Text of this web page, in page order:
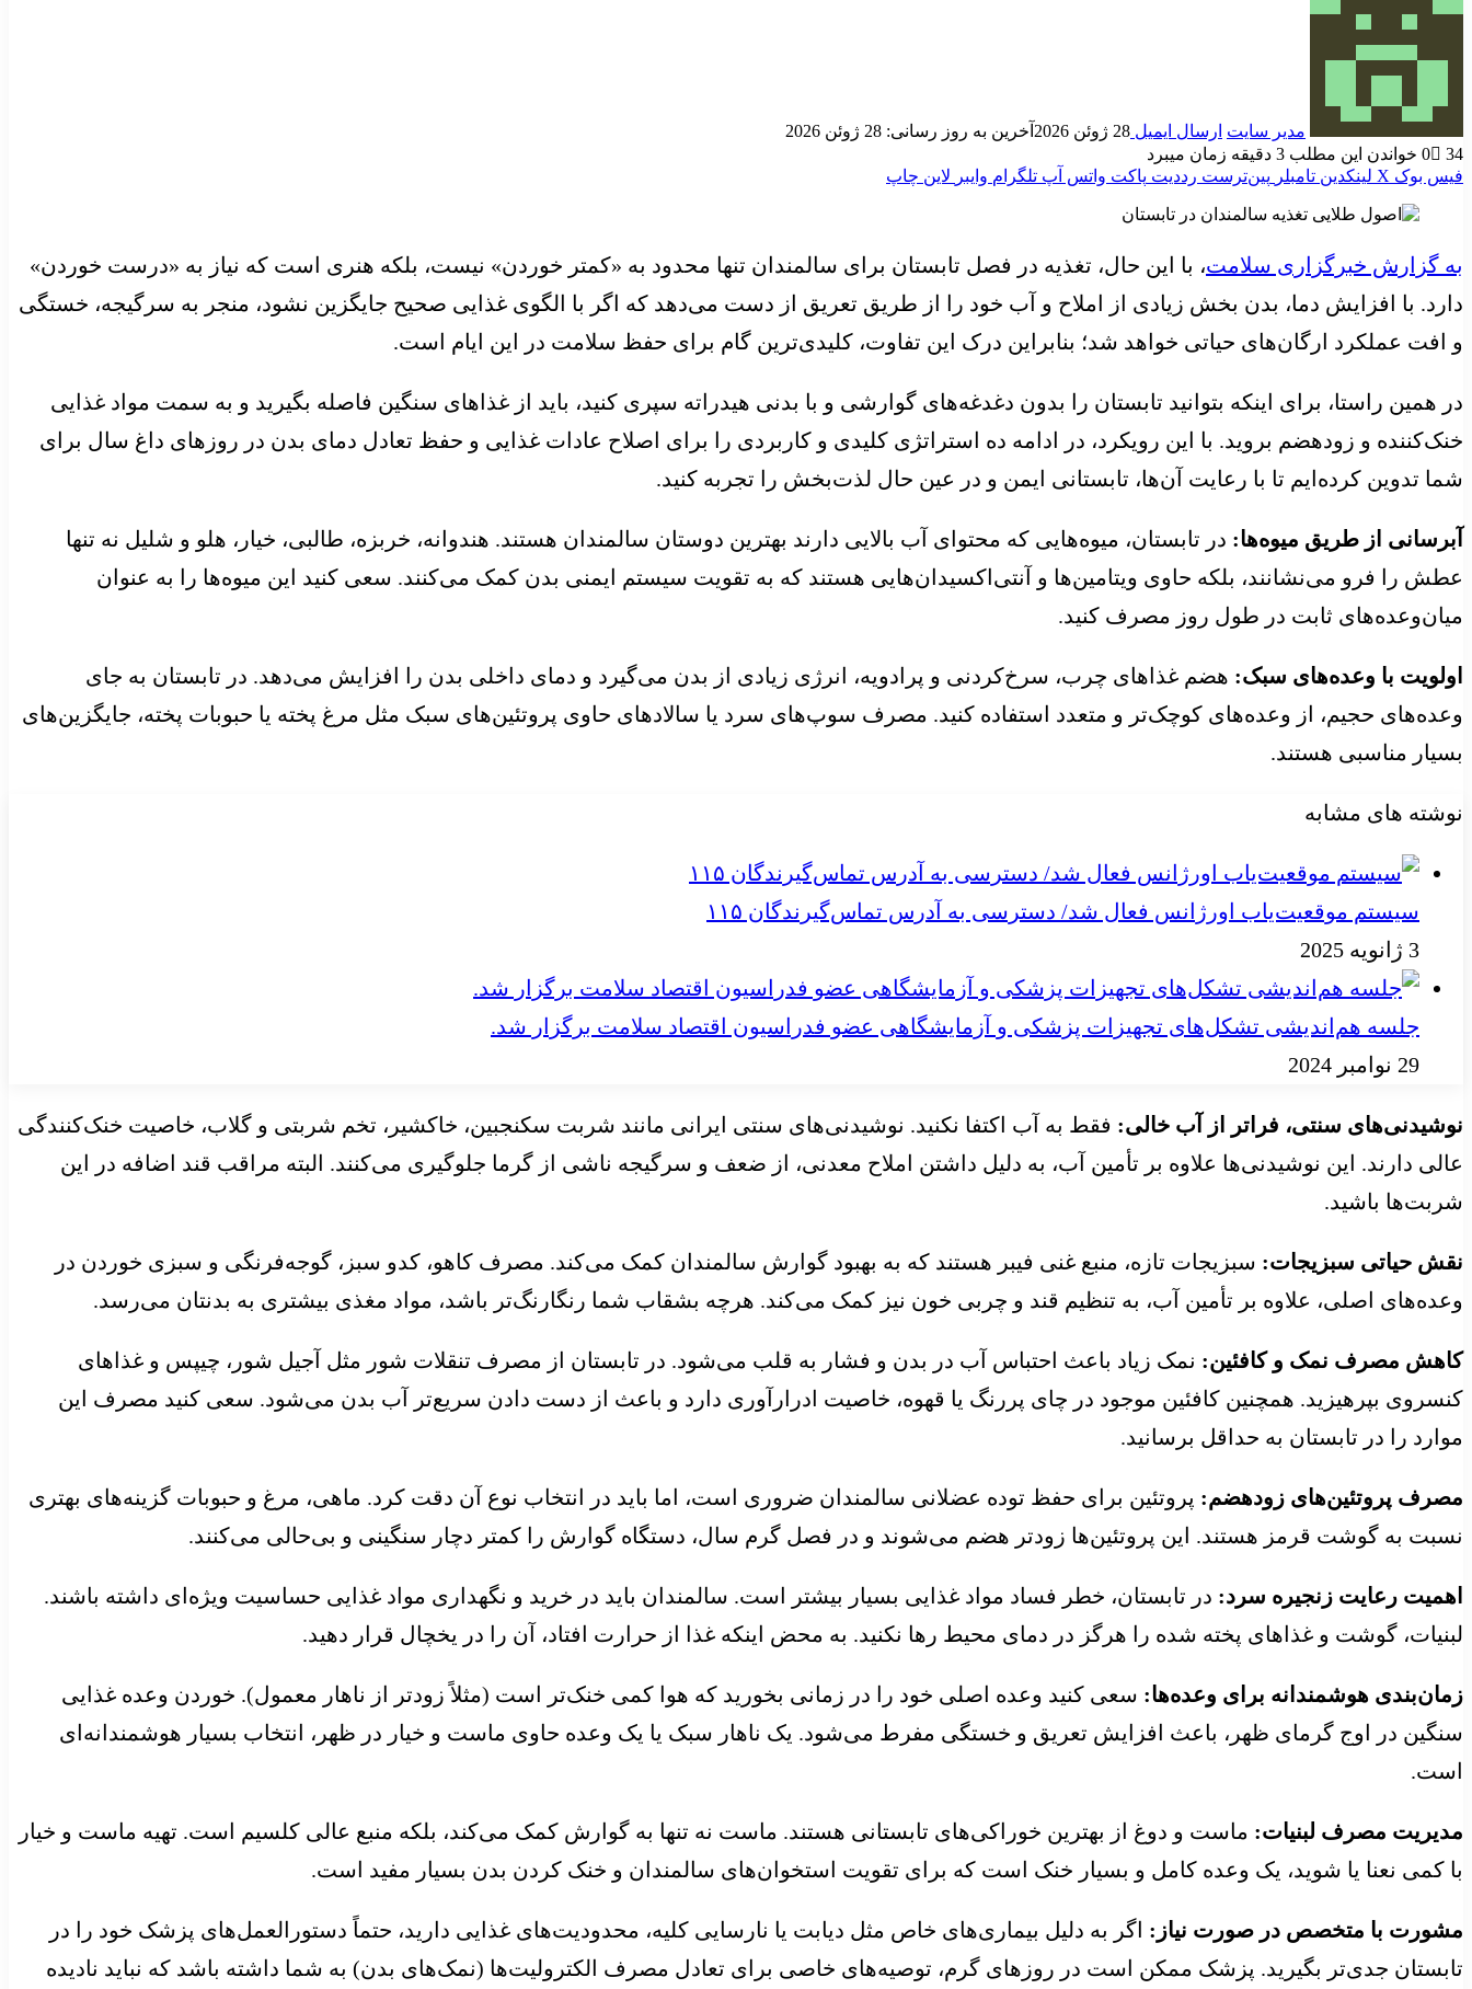
مدیر سایت ارسال ایمیل 28 ژوئن 2026
آخرین به روز رسانی: 28 ژوئن 2026
0
34
خواندن این مطلب 3 دقیقه زمان میبرد
فیس بوک X لینکدین ‫تامبلر ‫پین‌ترست ‫رددیت پاکت واتس آپ تلگرام وایبر لاین چاپ
به گزارش خبرگزاری سلامت، با این حال، تغذیه در فصل تابستان برای سالمندان تنها محدود به «کمتر خوردن» نیست، بلکه هنری است که نیاز به «درست خوردن»
دارد. با افزایش دما، بدن بخش زیادی از املاح و آب خود را از طریق تعریق از دست می‌دهد که اگر با الگوی غذایی صحیح جایگزین نشود، منجر به سرگیجه، خستگی
و افت عملکرد ارگان‌های حیاتی خواهد شد؛ بنابراین درک این تفاوت، کلیدی‌ترین گام برای حفظ سلامت در این ایام است.
در همین راستا، برای اینکه بتوانید تابستان را بدون دغدغه‌های گوارشی و با بدنی هیدراته سپری کنید، باید از غذاهای سنگین فاصله بگیرید و به سمت مواد غذایی
خنک‌کننده و زودهضم بروید. با این رویکرد، در ادامه ده استراتژی کلیدی و کاربردی را برای اصلاح عادات غذایی و حفظ تعادل دمای بدن در روزهای داغ سال برای
شما تدوین کرده‌ایم تا با رعایت آن‌ها، تابستانی ایمن و در عین حال لذت‌بخش را تجربه کنید.
آبرسانی از طریق میوه‌ها: در تابستان، میوه‌هایی که محتوای آب بالایی دارند بهترین دوستان سالمندان هستند. هندوانه، خربزه، طالبی، خیار، هلو و شلیل نه تنها
عطش را فرو می‌نشانند، بلکه حاوی ویتامین‌ها و آنتی‌اکسیدان‌هایی هستند که به تقویت سیستم ایمنی بدن کمک می‌کنند. سعی کنید این میوه‌ها را به عنوان
میان‌وعده‌های ثابت در طول روز مصرف کنید.
اولویت با وعده‌های سبک: هضم غذاهای چرب، سرخ‌کردنی و پرادویه، انرژی زیادی از بدن می‌گیرد و دمای داخلی بدن را افزایش می‌دهد. در تابستان به جای
وعده‌های حجیم، از وعده‌های کوچک‌تر و متعدد استفاده کنید. مصرف سوپ‌های سرد یا سالادهای حاوی پروتئین‌های سبک مثل مرغ پخته یا حبوبات پخته، جایگزین‌های
بسیار مناسبی هستند.
نوشته های مشابه
سیستم موقعیت‌یاب اورژانس فعال شد/ دسترسی به آدرس تماس‌گیرندگان ۱۱۵
3 ژانویه 2025
جلسه هم‌اندیشی تشکل‌های تجهیزات پزشکی و آزمایشگاهی عضو فدراسیون اقتصاد سلامت برگزار شد.
29 نوامبر 2024
نوشیدنی‌های سنتی، فراتر از آب خالی: فقط به آب اکتفا نکنید. نوشیدنی‌های سنتی ایرانی مانند شربت سکنجبین، خاکشیر، تخم شربتی و گلاب، خاصیت خنک‌کنندگی
عالی دارند. این نوشیدنی‌ها علاوه بر تأمین آب، به دلیل داشتن املاح معدنی، از ضعف و سرگیجه ناشی از گرما جلوگیری می‌کنند. البته مراقب قند اضافه در این
شربت‌ها باشید.
نقش حیاتی سبزیجات: سبزیجات تازه، منبع غنی فیبر هستند که به بهبود گوارش سالمندان کمک می‌کند. مصرف کاهو، کدو سبز، گوجه‌فرنگی و سبزی خوردن در
وعده‌های اصلی، علاوه بر تأمین آب، به تنظیم قند و چربی خون نیز کمک می‌کند. هرچه بشقاب شما رنگارنگ‌تر باشد، مواد مغذی بیشتری به بدنتان می‌رسد.
کاهش مصرف نمک و کافئین: نمک زیاد باعث احتباس آب در بدن و فشار به قلب می‌شود. در تابستان از مصرف تنقلات شور مثل آجیل شور، چیپس و غذاهای
کنسروی بپرهیزید. همچنین کافئین موجود در چای پررنگ یا قهوه، خاصیت ادرارآوری دارد و باعث از دست دادن سریع‌تر آب بدن می‌شود. سعی کنید مصرف این
موارد را در تابستان به حداقل برسانید.
مصرف پروتئین‌های زودهضم: پروتئین برای حفظ توده عضلانی سالمندان ضروری است، اما باید در انتخاب نوع آن دقت کرد. ماهی، مرغ و حبوبات گزینه‌های بهتری
نسبت به گوشت قرمز هستند. این پروتئین‌ها زودتر هضم می‌شوند و در فصل گرم سال، دستگاه گوارش را کمتر دچار سنگینی و بی‌حالی می‌کنند.
اهمیت رعایت زنجیره سرد: در تابستان، خطر فساد مواد غذایی بسیار بیشتر است. سالمندان باید در خرید و نگهداری مواد غذایی حساسیت ویژه‌ای داشته باشند.
لبنیات، گوشت و غذاهای پخته شده را هرگز در دمای محیط رها نکنید. به محض اینکه غذا از حرارت افتاد، آن را در یخچال قرار دهید.
زمان‌بندی هوشمندانه برای وعده‌ها: سعی کنید وعده اصلی خود را در زمانی بخورید که هوا کمی خنک‌تر است (مثلاً زودتر از ناهار معمول). خوردن وعده غذایی
سنگین در اوج گرمای ظهر، باعث افزایش تعریق و خستگی مفرط می‌شود. یک ناهار سبک یا یک وعده حاوی ماست و خیار در ظهر، انتخاب بسیار هوشمندانه‌ای
است.
مدیریت مصرف لبنیات: ماست و دوغ از بهترین خوراکی‌های تابستانی هستند. ماست نه تنها به گوارش کمک می‌کند، بلکه منبع عالی کلسیم است. تهیه ماست و خیار
با کمی نعنا یا شوید، یک وعده کامل و بسیار خنک است که برای تقویت استخوان‌های سالمندان و خنک کردن بدن بسیار مفید است.
مشورت با متخصص در صورت نیاز: اگر به دلیل بیماری‌های خاص مثل دیابت یا نارسایی کلیه، محدودیت‌های غذایی دارید، حتماً دستورالعمل‌های پزشک خود را در
تابستان جدی‌تر بگیرید. پزشک ممکن است در روزهای گرم، توصیه‌های خاصی برای تعادل مصرف الکترولیت‌ها (نمک‌های بدن) به شما داشته باشد که نباید نادیده